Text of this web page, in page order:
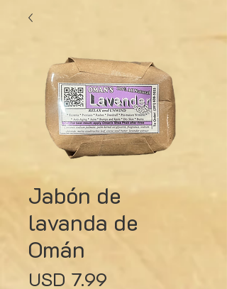
Jabón de
lavanda de
Omán
USD 7.99